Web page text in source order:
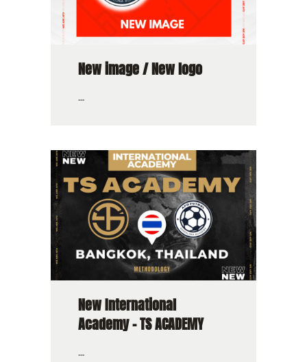
New image / New logo
...
New International
Academy – TS ACADEMY
...